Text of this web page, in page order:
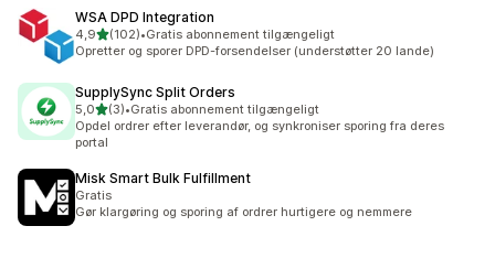
WSA DPD Integration
4,9ud af 5 stjerner
(102)
102 anmeldelser i alt
•Gratis abonnement tilgængeligt
Opretter og sporer DPD-forsendelser (understøtter 20 lande)
SupplySync Split Orders
5,0ud af 5 stjerner
(3)
3 anmeldelser i alt
•Gratis abonnement tilgængeligt
Opdel ordrer efter leverandør, og synkroniser sporing fra deres
portal
Misk Smart Bulk Fulfillment
Gratis
Gør klargøring og sporing af ordrer hurtigere og nemmere